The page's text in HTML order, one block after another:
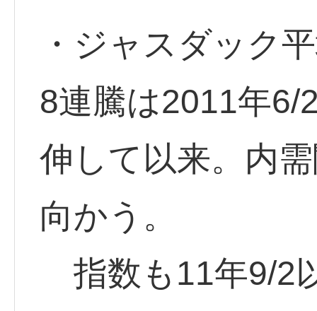
・ジャスダック
8連騰は2011年6/
伸して以来。内
向かう。
指数も11年9/2